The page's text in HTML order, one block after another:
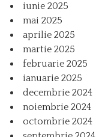
iunie 2025
mai 2025
aprilie 2025
martie 2025
februarie 2025
ianuarie 2025
decembrie 2024
noiembrie 2024
octombrie 2024